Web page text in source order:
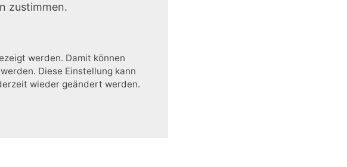
zustimmen.
werden. Damit können
Diese Einstellung kann
wieder geändert werden.